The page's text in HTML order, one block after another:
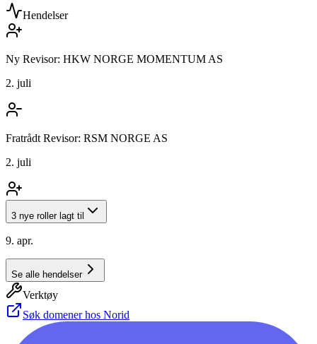
Hendelser
Ny Revisor: HKW NORGE MOMENTUM AS
2. juli
Fratrådt Revisor: RSM NORGE AS
2. juli
3 nye roller lagt til
9. apr.
Se alle hendelser
Verktøy
Søk domener hos Norid